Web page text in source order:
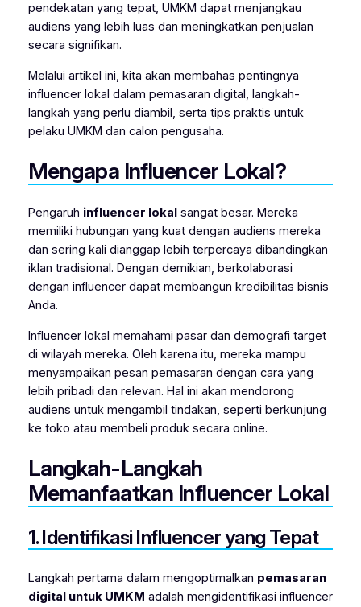
pendekatan yang tepat, UMKM dapat menjangkau
audiens yang lebih luas dan meningkatkan penjualan
secara signifikan.
Melalui artikel ini, kita akan membahas pentingnya
influencer lokal dalam pemasaran digital, langkah-
langkah yang perlu diambil, serta tips praktis untuk
pelaku UMKM dan calon pengusaha.
Mengapa Influencer Lokal?
Pengaruh influencer lokalsangat besar. Mereka
memiliki hubungan yang kuat dengan audiens mereka
dan sering kali dianggap lebih terpercaya dibandingkan
iklan tradisional. Dengan demikian, berkolaborasi
dengan influencer dapat membangun kredibilitas bisnis
Anda.
Influencer lokal memahami pasar dan demografi target
di wilayah mereka. Oleh karena itu, mereka mampu
menyampaikan pesan pemasaran dengan cara yang
lebih pribadi dan relevan. Hal ini akan mendorong
audiens untuk mengambil tindakan, seperti berkunjung
ke toko atau membeli produk secara online.
Langkah-Langkah
Memanfaatkan Influencer Lokal
1. Identifikasi Influencer yang Tepat
Langkah pertama dalam mengoptimalkan pemasaran
digital untuk UMKM adalah mengidentifikasi influencer